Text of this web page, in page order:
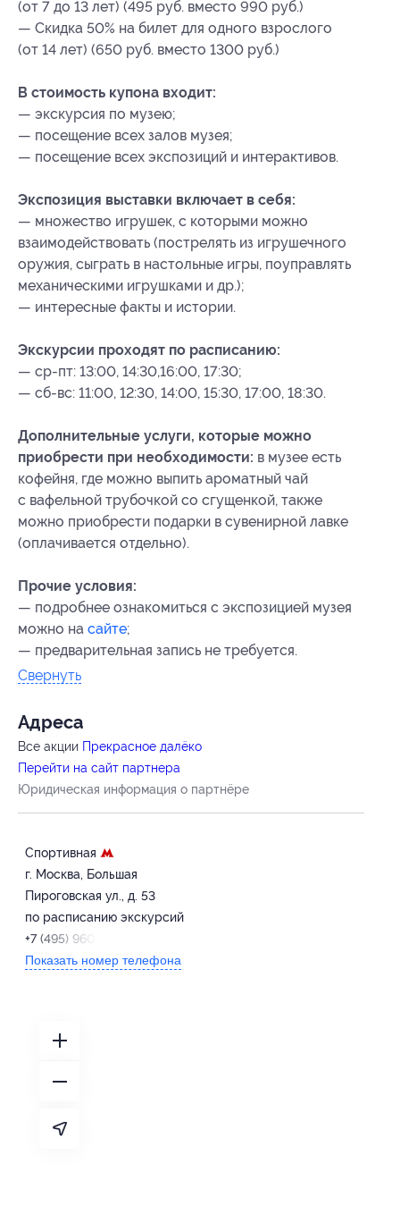
(от 7 до 13 лет) (495 руб. вместо 990 руб.)
— Скидка 50% на билет для одного взрослого
(от 14 лет) (650 руб. вместо 1300 руб.)
В стоимость купона входит:
— экскурсия по музею;
— посещение всех залов музея;
— посещение всех экспозиций и интерактивов.
Экспозиция выставки включает в себя:
— множество игрушек, с которыми можно
взаимодействовать (пострелять из игрушечного
оружия, сыграть в настольные игры, поуправлять
механическими игрушками и др.);
— интересные факты и истории.
Экскурсии проходят по расписанию:
— ср-пт: 13:00, 14:30,16:00, 17:30;
— сб-вс: 11:00, 12:30, 14:00, 15:30, 17:00, 18:30.
Дополнительные услуги, которые можно
приобрести при необходимости: в музее есть
кофейня, где можно выпить ароматный чай
с вафельной трубочкой со сгущенкой, также
можно приобрести подарки в сувенирной лавке
(оплачивается отдельно).
Прочие условия:
— подробнее ознакомиться с экспозицией музея
можно на сайте;
— предварительная запись не требуется.
Свернуть
Адресa
Все акции Прекрасное далёко
Перейти на сайт партнера
Юридическая информация о партнёре
Спортивная
г. Москва, Большая
Пироговская ул., д. 53
по расписанию экскурсий
+7 (495) 960-77-06
Показать номер телефона